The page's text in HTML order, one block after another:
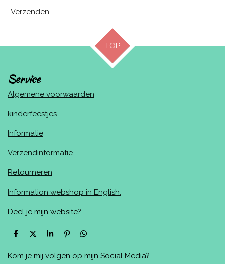
Verzenden
TOP
Service
Algemene voorwaarden
kinderfeestjes
Informatie
Verzendinformatie
Retourneren
Information webshop in English.
Deel je mijn website?
D
e
D
l
S
r
P
n
D
e
Kom je mij volgen op mijn Social Media?